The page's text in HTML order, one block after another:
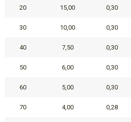
20 15,00 0,30
30 10,00 0,30
40 7,50 0,30
50 6,00 0,30
60 5,00 0,30
70 4,00 0,28